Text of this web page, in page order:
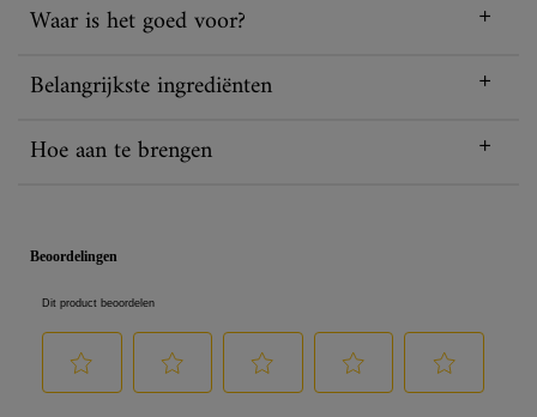
Waar is het goed voor?
Belangrijkste ingrediënten
Hoe aan te brengen